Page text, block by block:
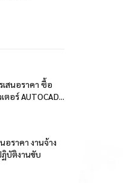
สนอราคา ซื้อ
อร์ AUTOCAD...
อราคา งานจ้าง
บัติงานขับ